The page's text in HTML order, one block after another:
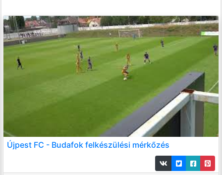
Újpest FC - Budafok felkészülési mérkőzés